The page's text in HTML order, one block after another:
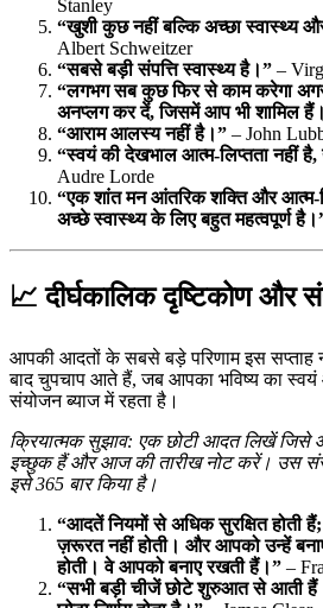
Stanley
“खुशी कुछ नहीं बल्कि अच्छा स्वास्थ्य
Albert Schweitzer
“सबसे बड़ी संपत्ति स्वास्थ्य है।” –
“लगभग सब कुछ फिर से काम करेगा
अनप्लग कर दें, जिसमें आप भी शामिल
“आराम आलस्य नहीं है।” – John
“स्वयं की देखभाल आत्म-लिप्तता नहीं
Audre Lorde
“एक शांत मन आंतरिक शक्ति और आत्म-
अच्छे स्वास्थ्य के लिए बहुत महत्वपूर्ण
📈 दीर्घकालिक दृष्टिकोण और
आपकी आदतों के सबसे बड़े परिणाम इस सप्ताह
बाद चुपचाप आते हैं, जब आपका भविष्य का
संयोजन ब्याज में रहता है।
क्रियात्मक सुझाव: एक छोटी आदत लिखें
इच्छुक हैं और आज की तारीख नोट करें। उस
इसे 365 बार किया है।
“आदतें नियमों से अधिक सुरक्षित होती
ज़रूरत नहीं होती। और आपको उन्हें
होती। वे आपको बनाए रखती हैं।” –
“सभी बड़ी चीजें छोटे शुरुआत से आती